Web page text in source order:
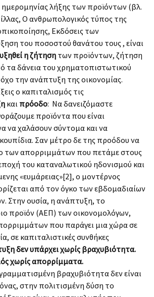
λήξης των προϊόντων (βλ.
Ο ανθρωπολογικός τύπος της
Εκδόσεις των
του ποσοστού θανάτου τους , είναι
η ζήτηση των προϊόντων, ζήτηση
τα δάνεια του χρηματοπιστωτικού
την ανάπτυξη της οικονομίας.
ο καπιταλισμός τις
και πρόοδο: Να δανειζόμαστε
προϊόντα που είναι
να χαλάσουν σύντομα και να
Σαν μέτρο δε της προόδου να
των απορριμμάτων που πετάμε στους
του καταναλωτικού ηδονισμού και
«ευμάρειας»[2], ο μοντέρνος
από τον όγκο των εβδομαδιαίων
Στην ουσία, η ανάπτυξη, το
προϊόν (ΑΕΠ) των οικονομολόγων,
που παράγει μια χώρα σε
σε καπιταλιστικές συνθήκες
δεν υπάρχει χωρίς βραχυβιότητα.
χωρίς απορρίμματα.
βραχυβιότητα δεν είναι
στην πολιτισμένη δύση το